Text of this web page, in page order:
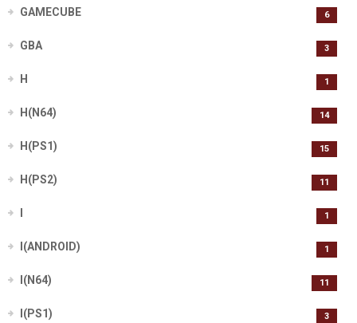
GAMECUBE 6
GBA 3
H 1
H(N64) 14
H(PS1) 15
H(PS2) 11
1
I(ANDROID) 1
I(N64) 11
I(PS1) 3